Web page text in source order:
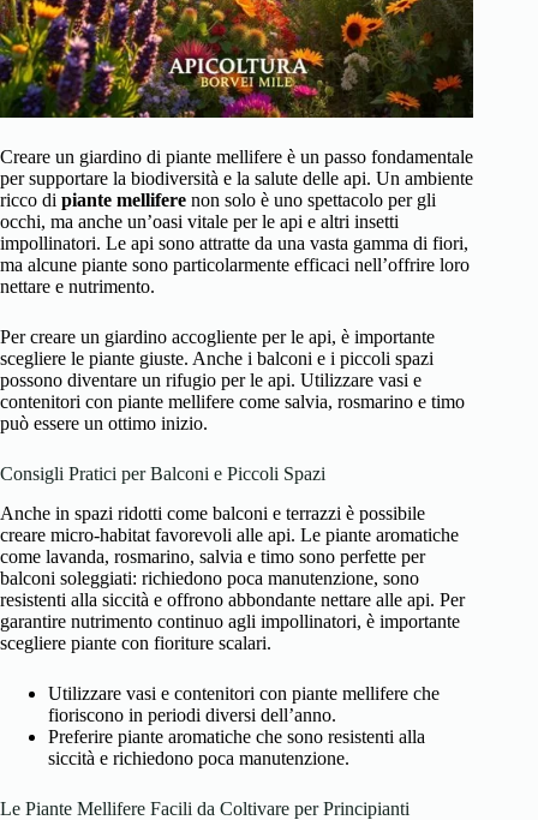
Creare un giardino di piante mellifere è un passo fondamentale
per supportare la biodiversità e la salute delle api. Un ambiente
ricco di piante mellifere non solo è uno spettacolo per gli
occhi, ma anche un’oasi vitale per le api e altri insetti
impollinatori. Le api sono attratte da una vasta gamma di fiori,
ma alcune piante sono particolarmente efficaci nell’offrire loro
nettare e nutrimento.
Per creare un giardino accogliente per le api, è importante
scegliere le piante giuste. Anche i balconi e i piccoli spazi
possono diventare un rifugio per le api. Utilizzare vasi e
contenitori con piante mellifere come salvia, rosmarino e timo
può essere un ottimo inizio.
Consigli Pratici per Balconi e Piccoli Spazi
Anche in spazi ridotti come balconi e terrazzi è possibile
creare micro-habitat favorevoli alle api. Le piante aromatiche
come lavanda, rosmarino, salvia e timo sono perfette per
balconi soleggiati: richiedono poca manutenzione, sono
resistenti alla siccità e offrono abbondante nettare alle api. Per
garantire nutrimento continuo agli impollinatori, è importante
scegliere piante con fioriture scalari.
Utilizzare vasi e contenitori con piante mellifere che
fioriscono in periodi diversi dell’anno.
Preferire piante aromatiche che sono resistenti alla
siccità e richiedono poca manutenzione.
Le Piante Mellifere Facili da Coltivare per Principianti